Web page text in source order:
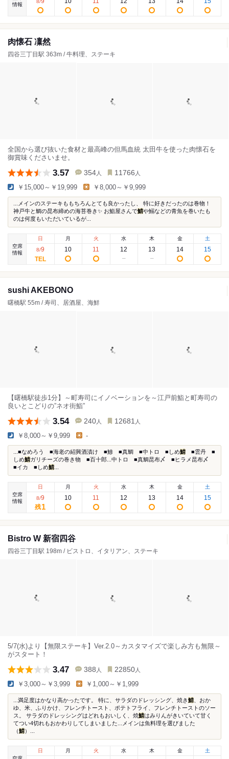
情報
8/
肉懐石 凜然
四谷三丁目駅 363m / 牛料理、ステーキ
全国から選び抜いた食材と最高峰の但馬血統 太田牛を使った肉懐石を
御賞味くださいませ。
3.57 354 人 11766 人
￥15,000～￥19,999 ￥8,000～￥9,999
...メインのステーキももちろんとても良かったし、 特に好きだったのは巻物！
神戸牛と鯛の昆布締めの海苔巻き✨ お鮨屋さんで鯖や鰯などの青魚を巻いたも
のは何度もいただいているが...
空席
情報
日
8/9
月
10
火
11
水
12
木
13
金
14
土
15
sushi AKEBONO
曙橋駅 55m / 寿司、居酒屋、海鮮
【曙橋駅徒歩1分】～町寿司にイノベーションを～江戸前鮨と町寿司の
良いとこどりの”ネオ街鮨”
3.54 240 人 12681 人
￥8,000～￥9,999 -
...■なめろう ■海老の紹興酒漬け ■鯵 ■真鯛 ■中トロ ■しめ鯖 ■雲丹 ■
しめ鯖ガリチーズの巻き物 ■百十郎...中トロ ■真鯛昆布〆 ■ヒラメ昆布〆
■イカ ■しめ鯖
空席
情報
日
8/9
残1
月
10
火
11
水
12
木
13
金
14
土
15
Bistro W 新宿四谷
四谷三丁目駅 198m / ビストロ、イタリアン、ステーキ
5/7(水)より【無限ステーキ】Ver.2.0～カスタマイズで楽しみ方も無限～
がスタート！
3.47 388 人 22850 人
￥3,000～￥3,999 ￥1,000～￥1,999
...満足度はかなり高かったです。 特に、サラダのドレッシング、焼き鯖 、おか
ゆ、米、ふりかけ、フレンチトースト、ポテトフライ、フレンチトーストのソー
ス。 サラダのドレッシングはどれもおいしく、焼鯖はみりんがきいていて甘く
てつい4切れもおかわりしてしまいました...メインは魚料理を選びました
（鯖）...
日 月 火 水 木 金 土